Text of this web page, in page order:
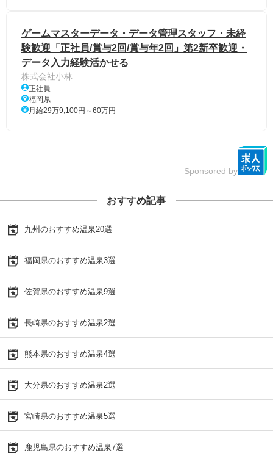
ゲームマスターデータ・データ管理スタッフ・未経
験歓迎「正社員/賞与2回/賞与年2回」第2新卒歓迎・
データ入力経験活かせる
株式会社小林
正社員
福岡県
月給29万9,100円～60万円
Sponsored by
おすすめ記事
九州のおすすめ温泉20選
福岡県のおすすめ温泉3選
佐賀県のおすすめ温泉9選
長崎県のおすすめ温泉2選
熊本県のおすすめ温泉4選
大分県のおすすめ温泉2選
宮崎県のおすすめ温泉5選
鹿児島県のおすすめ温泉7選